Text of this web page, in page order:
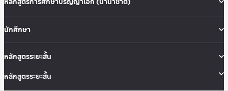
นักศึกษา
หลักสูตรระยะสั้น
หลักสูตรระยะสั้น